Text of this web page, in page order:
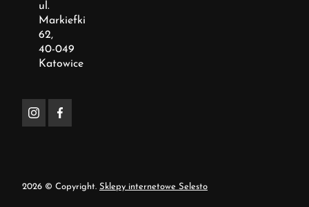
ul.
Markiefki
62,
40-049
Katowice
2026 © Copyright. Sklepy internetowe Selesto